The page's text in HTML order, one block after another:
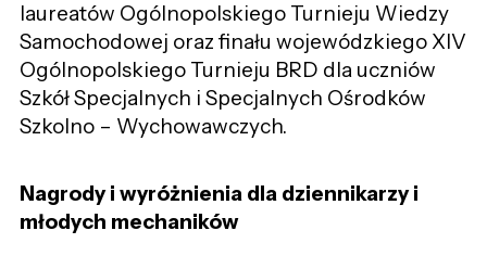
laureatów Ogólnopolskiego Turnieju Wiedzy
Samochodowej oraz finału wojewódzkiego XIV
Ogólnopolskiego Turnieju BRD dla uczniów
Szkół Specjalnych i Specjalnych Ośrodków
Szkolno – Wychowawczych.
Nagrody i wyróżnienia dla dziennikarzy i
młodych mechaników